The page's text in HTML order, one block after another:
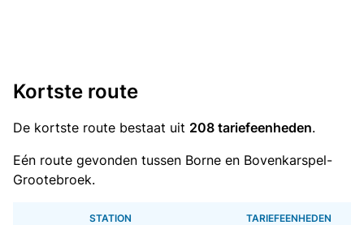
Kortste route
De kortste route bestaat uit 208 tariefeenheden.
Eén route gevonden tussen Borne en Bovenkarspel-
Grootebroek.
STATION TARIEFEENHEDEN